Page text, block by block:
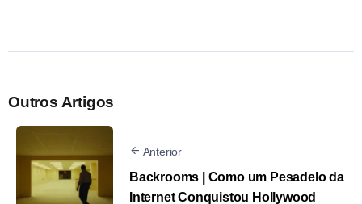
Outros Artigos
Anterior
Backrooms | Como um Pesadelo da
Internet Conquistou Hollywood